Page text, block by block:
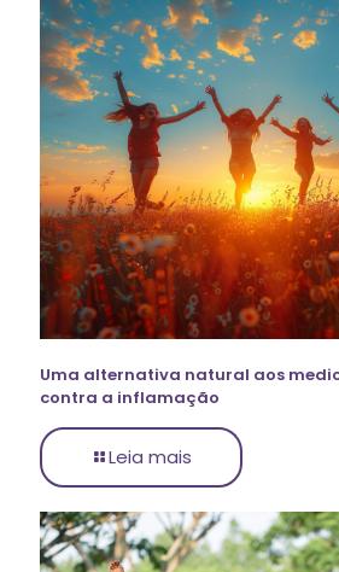
Uma alternativa natural aos
contra a inflamação
Leia mais